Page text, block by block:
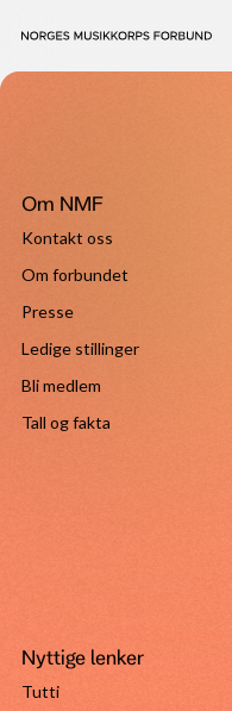
Om NMF
Kontakt oss
Om forbundet
Presse
Ledige stillinger
Bli medlem
Tall og fakta
Nyttige lenker
Tutti